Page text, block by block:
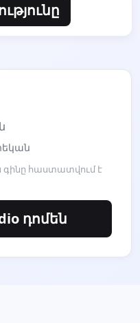
գինը հաստատվում է
դոմեն